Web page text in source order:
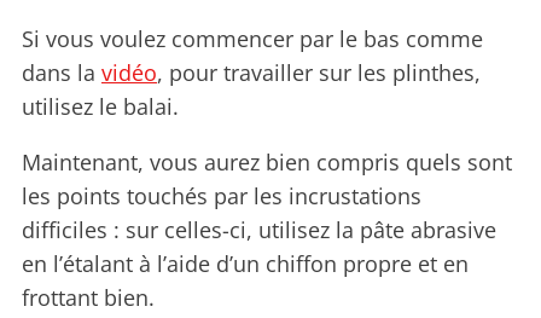
Si vous voulez commencer par le bas comme
dans la vidéo, pour travailler sur les plinthes,
utilisez le balai.
Maintenant, vous aurez bien compris quels sont
les points touchés par les incrustations
difficiles : sur celles-ci, utilisez la pâte abrasive
en l’étalant à l’aide d’un chiffon propre et en
frottant bien.